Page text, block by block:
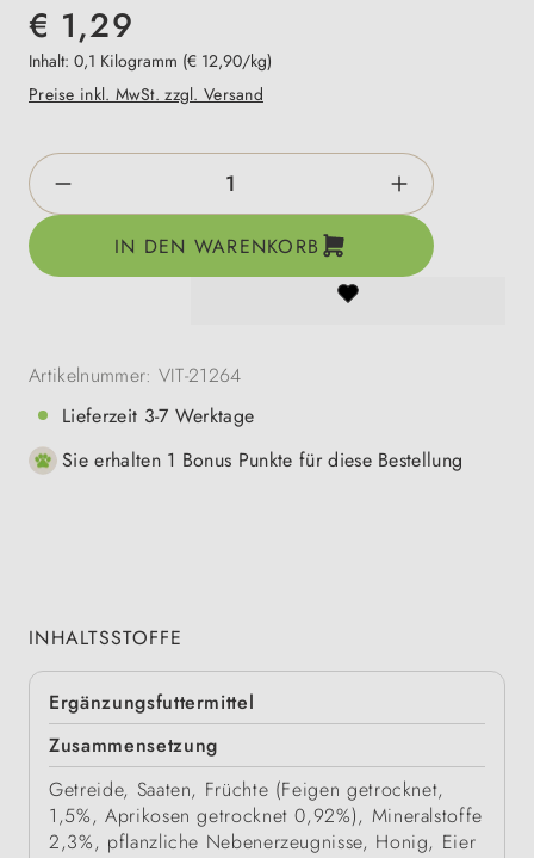
€ 1,29
Inhalt: 0,1 Kilogramm (€ 12,90/kg)
Preise inkl. MwSt. zzgl. Versand
Produkt Anzahl: Gib den gewünschten
IN DEN WARENKORB
Artikelnummer: VIT-21264
Lieferzeit 3-7 Werktage
Sie erhalten 1 Bonus Punkte für diese Bestellung
INHALTSSTOFFE
Ergänzungsfuttermittel
Zusammensetzung
Getreide, Saaten, Früchte (Feigen getrocknet,
1,5%, Aprikosen getrocknet 0,92%), Mineralstoffe
2,3%, pflanzliche Nebenerzeugnisse, Honig, Eier